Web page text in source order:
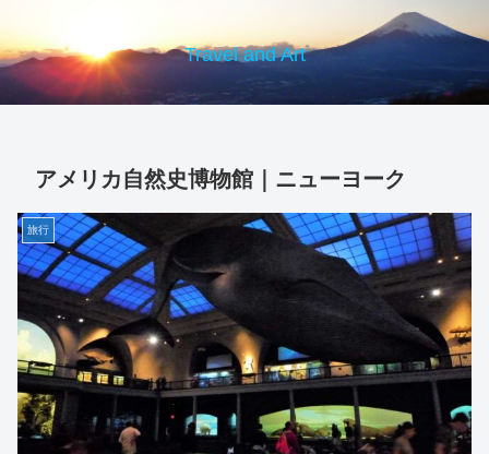
Travel and Art
アメリカ自然史博物館｜ニューヨーク
旅行